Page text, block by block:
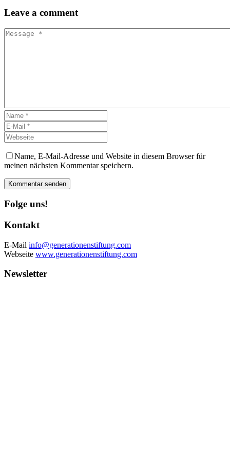
Leave a comment
Name, E-Mail-Adresse und Website in diesem Browser für
meinen nächsten Kommentar speichern.
Kommentar senden
Folge uns!
Kontakt
E-Mail info@generationenstiftung.com
Webseite www.generationenstiftung.com
Newsletter